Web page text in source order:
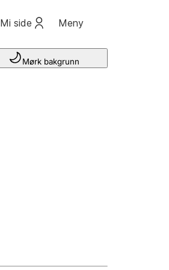
Mi side Meny
Mørk bakgrunn